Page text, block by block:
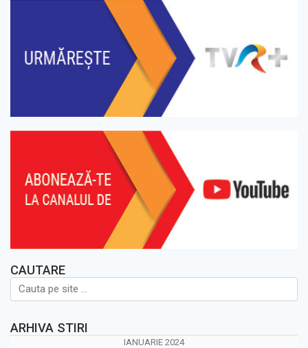
CAUTARE
ARHIVA STIRI
IANUARIE 2024